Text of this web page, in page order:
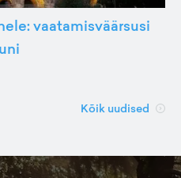
vaatamisväärsusi
Kõik uudised